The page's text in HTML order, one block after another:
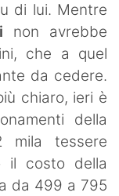
di lui. Mentre
non avrebbe
che a quel
da cedere.
chiaro, ieri è
della
tessere
il costo della
da 499 a 795